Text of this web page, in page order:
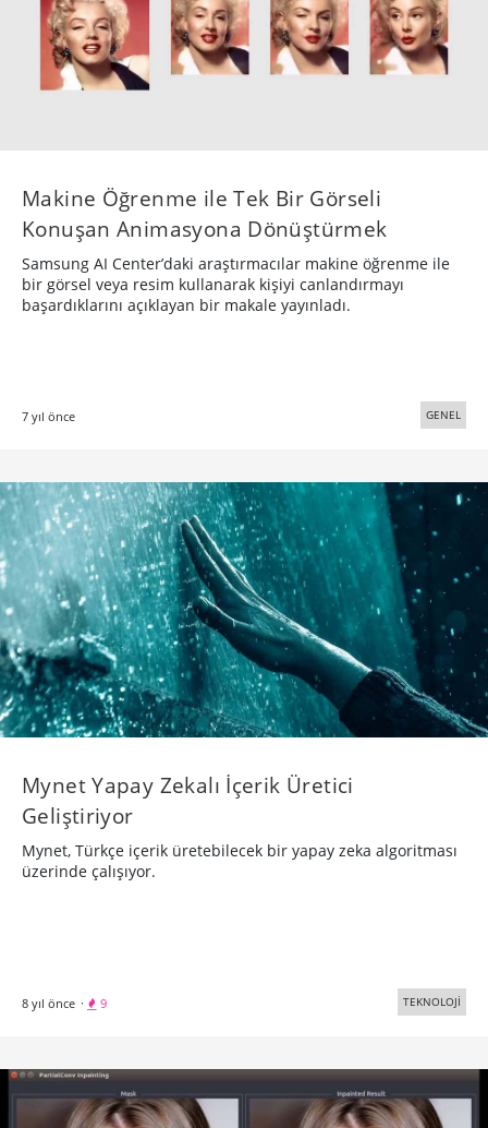
Makine Öğrenme ile Tek Bir Görseli
Konuşan Animasyona Dönüştürmek
Samsung AI Center’daki araştırmacılar makine öğrenme ile
bir görsel veya resim kullanarak kişiyi canlandırmayı
başardıklarını açıklayan bir makale yayınladı.
7 yıl önce GENEL
Mynet Yapay Zekalı İçerik Üretici
Geliştiriyor
Mynet, Türkçe içerik üretebilecek bir yapay zeka algoritması
üzerinde çalışıyor.
8 yıl önce · 9 TEKNOLOJİ